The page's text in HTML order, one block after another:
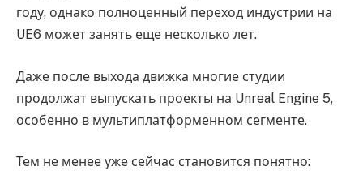
году, однако полноценный переход индустрии на
UE6 может занять еще несколько лет.
Даже после выхода движка многие студии
продолжат выпускать проекты на Unreal Engine 5,
особенно в мультиплатформенном сегменте.
Тем не менее уже сейчас становится понятно: